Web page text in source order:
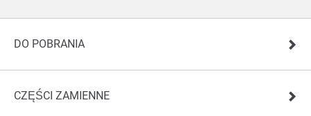
DO POBRANIA
CZĘŚCI ZAMIENNE